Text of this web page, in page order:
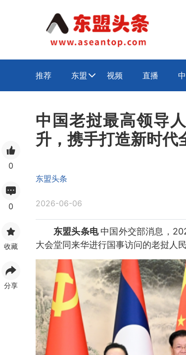
推荐 东盟  视频 直播
0
0
收藏
分享
中国老挝最高领导
升，携手打造新时代
东盟头条
2026-06-06
东盟头条电中国外交部消息，
大会堂同来华进行国事访问的老挝人